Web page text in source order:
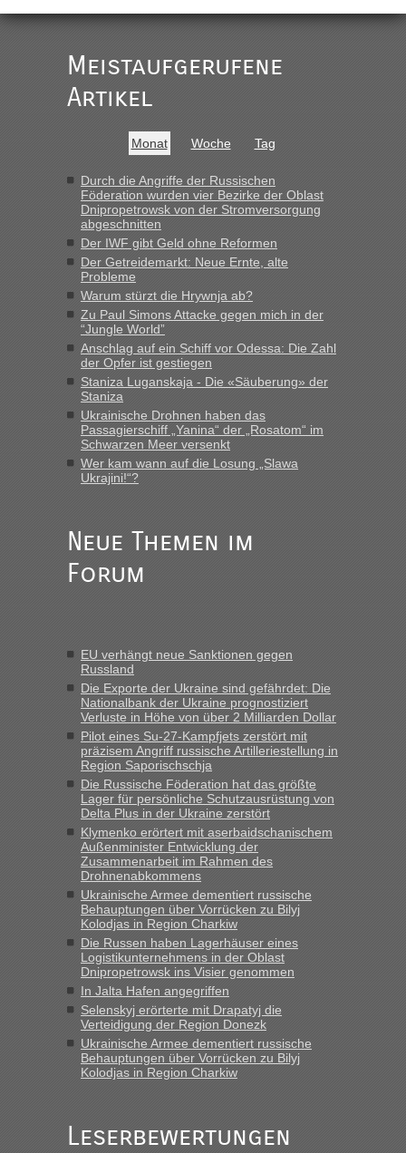
gab es keine Probleme“
inRecht, Visa und Dokumente • Re: Seit
Anfang des Jahres haben die Zollbeamten
Verstöße im Wert von fast 11 Milliarden
„Am besten wäre natürlich, wenn die Frau mit dabei ist.
Alleinreisende Männer stehen schließlich immer unter
Recht, Visa und Dokumente • Re: Seit
Anfang des Jahres haben die Zollbeamten
Verstöße im Wert von fast 11 Milliarden
aufgedeckt
„Kein Zoll. Du musst an sich nur sagen dass das privat ist
und du nicht damit handeln willst. So lange das nicht
Originalverpackt ist und ersichlich das nicht neu sollte es
keine Probleme geben“
Recht, Visa und Dokumente • Deklaration
gebrauchter Kleidung beim Zoll
„Hallo Leute, ich weiß nicht, ob ich hier richtig bin mit meiner
mitnehmen. Es ist gebrauchte Kleidung...“
Berichte und Reisetipps • Re: An welchem
15.6. in Krakovets rüber. Sehr zeitig los gegen 5 Uhr in der
Früh. Mit sehr sehr wenig Verkehr, super bis zur Grenze. Nur
8 PKW vor der Schranke....“
inBerichte und Reisetipps • Re: An welchem
Grenzübergang zwischen Polen und der Ukraine
geht es am schnellsten?
„Gestern 6 Stunden warten vor der Grenze Richtung Polen
in Krakowez mit dem Kleinbus. Abfertigung ging dann
schnell da auch Passagiere mit EU-Pass dabei waren“
Bernd D-UAinBerichte und Reisetipps • Re: An
welchem Grenzübergang zwischen Polen und
der Ukraine geht es am schnellsten?
„Bin am Montag 15.6.26 um 8 Uhr in Urgyniw ausgereist,
das erste Mal an einem Montagmorgen ca. 15 Fahrzeuge
vor mir, bin sonst der Erste oder Zweite, egal, nach ca 20
Minuten wurde dann die nächste Welle...“
Berichte und Reisetipps • Re: An welchem
Grenzübergang zwischen Polen und der Ukraine
geht es am schnellsten?
Montag rüber, versuchen es sehr früh.“
Meistaufgerufene
Artikel
Monat Woche Tag
Durch die Angriffe der Russischen
Föderation wurden vier Bezirke der Oblast
Dnipropetrowsk von der Stromversorgung
abgeschnitten
Der IWF gibt Geld ohne Reformen
Der Getreidemarkt: Neue Ernte, alte
Probleme
Warum stürzt die Hrywnja ab?
Zu Paul Simons Attacke gegen mich in der
“Jungle World”
Anschlag auf ein Schiff vor Odessa: Die Zahl
der Opfer ist gestiegen
Staniza Luganskaja - Die «Säuberung» der
Staniza
Ukrainische Drohnen haben das
Passagierschiff „Yanina“ der „Rosatom“ im
Schwarzen Meer versenkt
Wer kam wann auf die Losung „Slawa
Ukrajini!“?
Neue Themen im
Forum
EU verhängt neue Sanktionen gegen
Russland
Die Exporte der Ukraine sind gefährdet: Die
Nationalbank der Ukraine prognostiziert
Verluste in Höhe von über 2 Milliarden Dollar
Pilot eines Su-27-Kampfjets zerstört mit
präzisem Angriff russische Artilleriestellung in
Region Saporischschja
Die Russische Föderation hat das größte
Lager für persönliche Schutzausrüstung von
Delta Plus in der Ukraine zerstört
Klymenko erörtert mit aserbaidschanischem
Außenminister Entwicklung der
Zusammenarbeit im Rahmen des
Drohnenabkommens
Ukrainische Armee dementiert russische
Behauptungen über Vorrücken zu Bilyj
Kolodjas in Region Charkiw
Die Russen haben Lagerhäuser eines
Logistikunternehmens in der Oblast
Dnipropetrowsk ins Visier genommen
In Jalta Hafen angegriffen
Selenskyj erörterte mit Drapatyj die
Verteidigung der Region Donezk
Ukrainische Armee dementiert russische
Behauptungen über Vorrücken zu Bilyj
Kolodjas in Region Charkiw
Leserbewertungen